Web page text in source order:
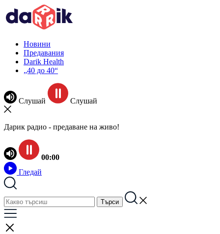
Новини
Предавания
Darik Health
„40 до 40“
Слушай Слушай
Дарик радио - предаване на живо!
00:00
Гледай